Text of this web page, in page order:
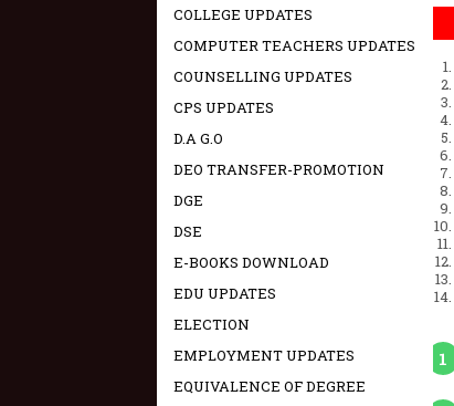
COLLEGE UPDATES
COMPUTER TEACHERS UPDATES
COUNSELLING UPDATES
CPS UPDATES
D.A G.O
DEO TRANSFER-PROMOTION
DGE
DSE
E-BOOKS DOWNLOAD
EDU UPDATES
ELECTION
EMPLOYMENT UPDATES
EQUIVALENCE OF DEGREE